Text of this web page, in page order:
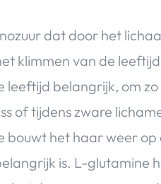
dat door het
klimmen van de
leeftijd belangrijk, om zo
of tijdens zware
bouwt het haar weer
is. L-glutamine